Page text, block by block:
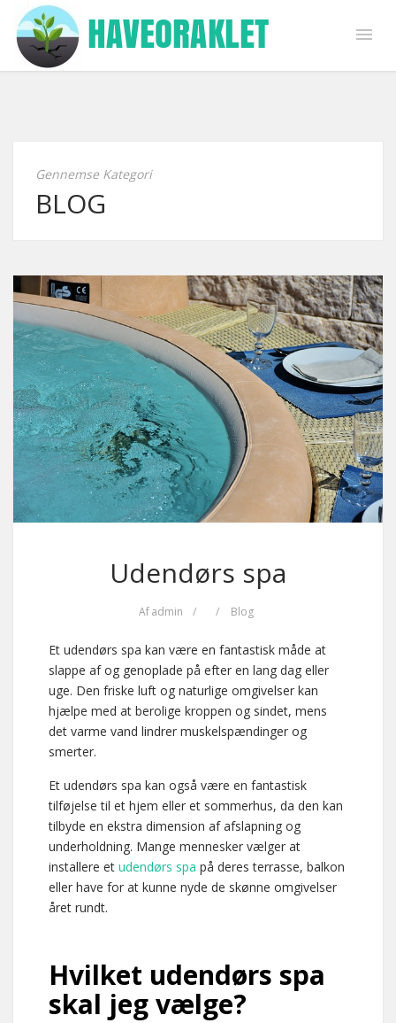
Gennemse Kategori
BLOG
Udendørs spa
Af admin / / Blog
Et udendørs spa kan være en fantastisk måde at
slappe af og genoplade på efter en lang dag eller
uge. Den friske luft og naturlige omgivelser kan
hjælpe med at berolige kroppen og sindet, mens
det varme vand lindrer muskelspændinger og
smerter.
Et udendørs spa kan også være en fantastisk
tilføjelse til et hjem eller et sommerhus, da den kan
tilbyde en ekstra dimension af afslapning og
underholdning. Mange mennesker vælger at
installere et udendørs spa på deres terrasse, balkon
eller have for at kunne nyde de skønne omgivelser
året rundt.
Hvilket udendørs spa
skal jeg vælge?